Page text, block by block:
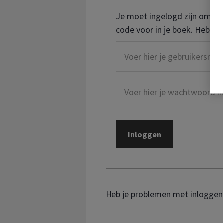
Je moet ingelogd zijn om
code voor in je boek. Heb je
Heb je problemen met